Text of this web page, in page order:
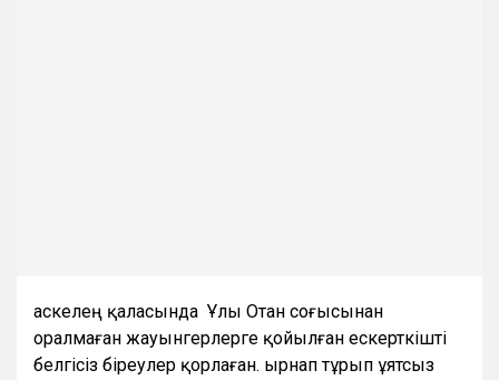
Қаскелең қаласында Ұлы Отан соғысынан
оралмаған жауынгерлерге қойылған ескерткішті
белгісіз біреулер қорлаған. Қырнап тұрып ұятсыз